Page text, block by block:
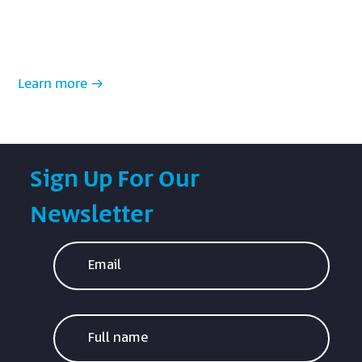
Learn more →
Sign Up For Our
Newsletter